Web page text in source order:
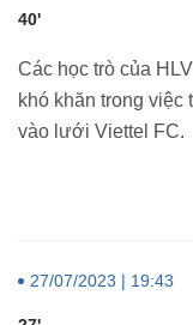
40'
Các học trò của
khó khăn trong việc
vào lưới Viettel FC.
27/07/2023 | 19:43